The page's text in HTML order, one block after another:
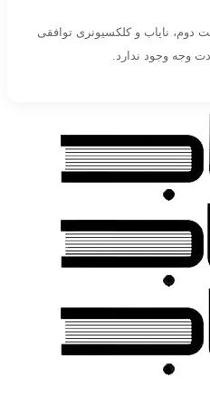
نایاب و کلکسیونری توافقی
وجه وجود ندارد.